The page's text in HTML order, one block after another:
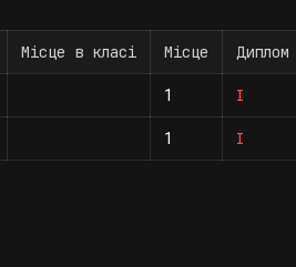
Місце в класі Місце Диплом
1 I
1
I